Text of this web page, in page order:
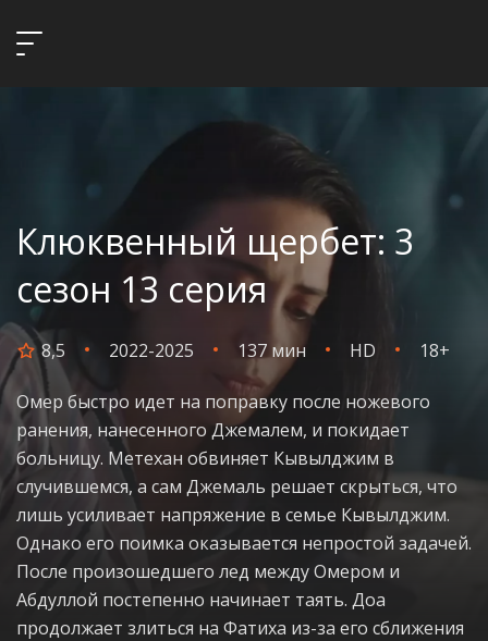
Клюквенный щербет: 3
сезон 13 серия
8,5 2022-2025 137 мин HD 18+
Омер быстро идет на поправку после ножевого
ранения, нанесенного Джемалем, и покидает
больницу. Метехан обвиняет Кывылджим в
случившемся, а сам Джемаль решает скрыться, что
лишь усиливает напряжение в семье Кывылджим.
Однако его поимка оказывается непростой задачей.
После произошедшего лед между Омером и
Абдуллой постепенно начинает таять. Доа
продолжает злиться на Фатиха из-за его сближения